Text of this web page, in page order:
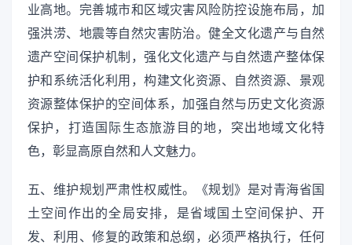
业高地。完善城市和区域灾害风险防控设施布局，加
强洪涝、地震等自然灾害防治。健全文化遗产与自然
遗产空间保护机制，强化文化遗产与自然遗产整体保
护和系统活化利用，构建文化资源、自然资源、景观
资源整体保护的空间体系，加强自然与历史文化资源
保护，打造国际生态旅游目的地，突出地域文化特
色，彰显高原自然和人文魅力。
五、维护规划严肃性权威性。《规划》是对青海省国
土空间作出的全局安排，是省域国土空间保护、开
发、利用、修复的政策和总纲，必须严格执行，任何